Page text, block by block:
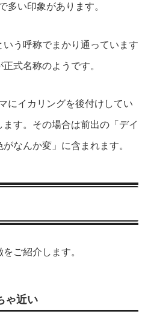
多い印象があります。
う呼称でまかり通っています
式名称のようです。
にイカリングを後付けしてい
す。その場合は前出の「デイ
なんか変」に含まれます。
ご紹介します。
ゃ近い